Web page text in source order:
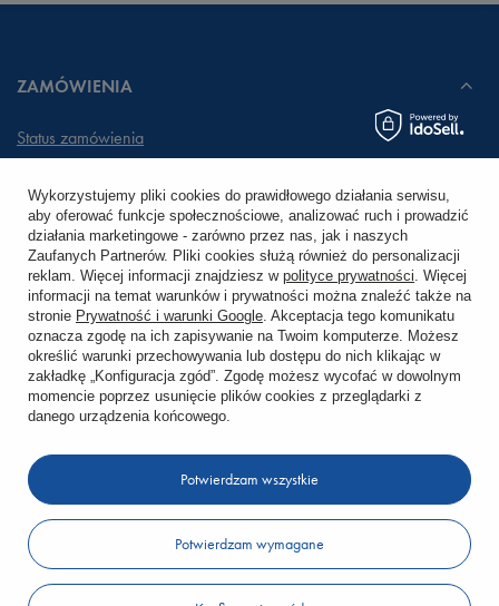
ZAMÓWIENIA
Status zamówienia
Chcę zareklamować produkt
Chcę zwrócić produkt
Chcę wymienić towar
KONTO
KONTAKT
W sklepie prezentujemy ceny brutto (z VAT).
Wykorzystujemy pliki cookies do prawidłowego działania serwisu,
aby oferować funkcje społecznościowe, analizować ruch i prowadzić
działania marketingowe - zarówno przez nas, jak i naszych
Zaufanych Partnerów. Pliki cookies służą również do personalizacji
reklam. Więcej informacji znajdziesz w polityce prywatności. Więcej
informacji na temat warunków i prywatności można znaleźć także na
stronie Prywatność i warunki Google. Akceptacja tego komunikatu
oznacza zgodę na ich zapisywanie na Twoim komputerze. Możesz
określić warunki przechowywania lub dostępu do nich klikając w
zakładkę „Konfiguracja zgód”. Zgodę możesz wycofać w dowolnym
momencie poprzez usunięcie plików cookies z przeglądarki z
danego urządzenia końcowego.
Potwierdzam wymagane
Potwierdzam wszystkie